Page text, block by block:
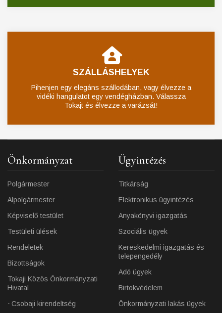
SZÁLLÁSHELYEK
Pihenjen egy elegáns szállodában, vagy élvezze a
vidéki hangulatot egy vendégházban. Válassza
Tokajt és élvezze a varázsát!
Önkormányzat
Polgármester
Alpolgármester
Képviselő testület
Testületi ülések
Rendeletek
Bizottságok
Tokaji Közös Önkormányzati
Hivatal
Csobaji kirendeltség
Ügyintézés
Titkárság
Elektronikus ügyintézés
Anyakönyvi igazgatás
Szociális ügyek
Kereskedelmi igazgatás és
telepengedély
Adó ügyek
Birtokvédelem
Önkormányzati lakás ügyek